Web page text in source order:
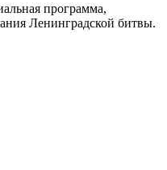
программа,
Ленинградской битвы.